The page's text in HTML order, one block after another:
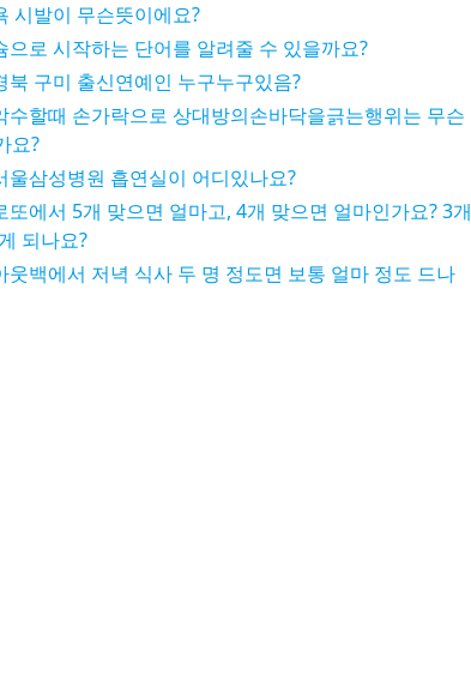
시발이 무슨뜻이에요?
으로 시작하는 단어를 알려줄 수 있을까요?
북 구미 출신연예인 누구누구있음?
수할때 손가락으로 상대방의손바닥을긁는행위는 무슨
요?
울삼성병원 흡연실이 어디있나요?
또에서 5개 맞으면 얼마고, 4개 맞으면 얼마인가요? 3개
되나요?
웃백에서 저녁 식사 두 명 정도면 보통 얼마 정도 드나